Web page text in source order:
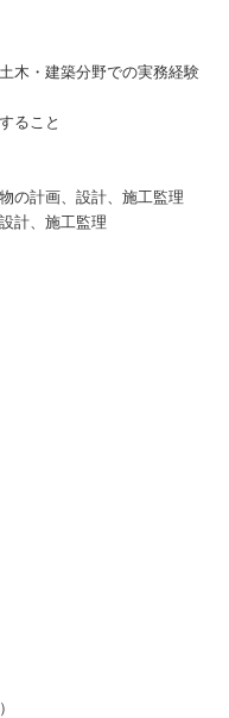
木・建築分野での実務経験
ること
の計画、設計、施工監理
計、施工監理